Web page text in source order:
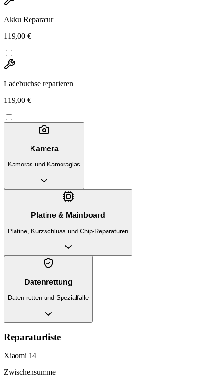
Akku Reparatur
119,00 €
Ladebuchse reparieren
119,00 €
Kamera
Kameras und Kameraglas
Platine & Mainboard
Platine, Kurzschluss und Chip-Reparaturen
Datenrettung
Daten retten und Spezialfälle
Reparaturliste
Xiaomi 14
Zwischensumme–